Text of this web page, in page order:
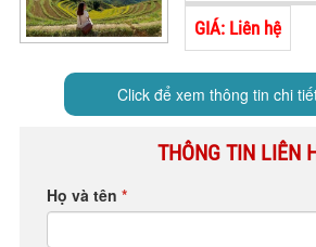
PROFILE EN
THƯ KHEN VIETLUXTOUR
HỘP THƯ GÓP Ý
PROFILE HƯỚNG DẪN VIÊN
GIÁ: Liên hệ
Click để xem thông tin chi
THÔNG TIN LIÊN
Họ và tên *